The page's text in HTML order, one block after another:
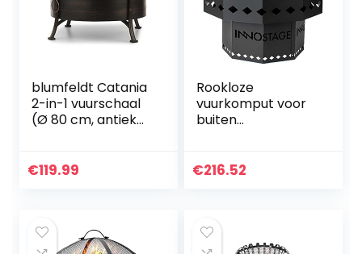
blumfeldt Catania
2-in-1 vuurschaal
(Ø 80 cm, antiek
ng, Ø 70 cm
€119.99
Rookloze
vuurkomput voor
buiten
draagbare
€216.52